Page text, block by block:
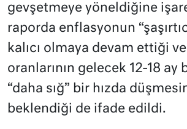
gevşetmeye yöneldiğine
raporda enflasyonun
kalıcı olmaya devam ettiği
oranlarının gelecek 12-18 ay
“daha sığ” bir hızda
beklendiği de ifade edildi.